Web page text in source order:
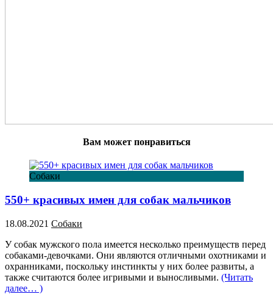
Вам может понравиться
Собаки
550+ красивых имен для собак мальчиков
18.08.2021 Собаки
У собак мужского пола имеется несколько преимуществ перед
собаками-девочками. Они являются отличными охотниками и
охранниками, поскольку инстинкты у них более развиты, а
также считаются более игривыми и выносливыми. (Читать
далее… )